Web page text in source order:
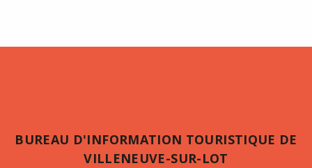
BUREAU D'INFORMATION TOURISTIQUE DE
VILLENEUVE-SUR-LOT